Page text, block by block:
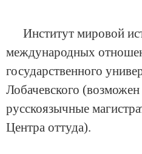
Институт мировой
международных
государственного
Лобачевского
русскоязычные
Центра оттуда).